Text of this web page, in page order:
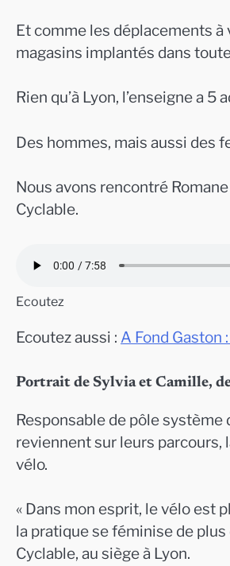
Et comme les déplacements
magasins implantés dans
Rien qu’à Lyon, l’enseigne a 5
Des hommes, mais aussi des
Nous avons rencontré
Cyclable.
Ecoutez
Ecoutez aussi : A Fond
Portrait de Sylvia et Camille,
Responsable de pôle système
reviennent sur leurs parcours,
vélo.
« Dans mon esprit, le vélo est
la pratique se féminise de plus
Cyclable, au siège à Lyon.